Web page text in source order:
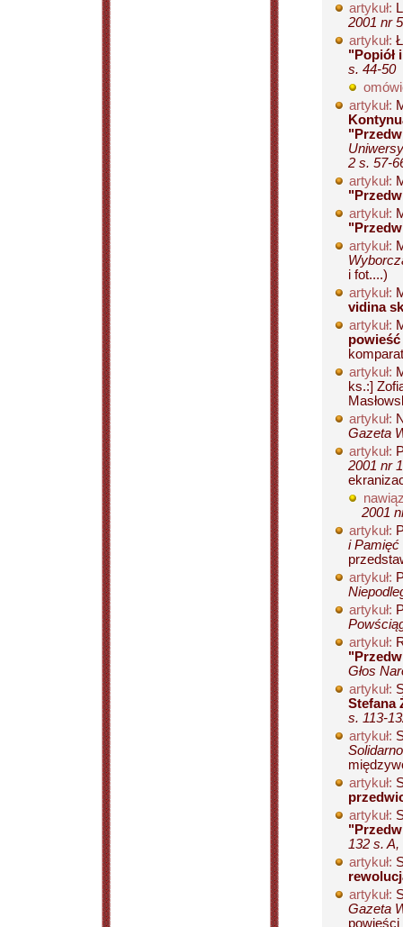
artykuł:
2001 nr
artykuł:
"Popiół
s. 44-50
artykuł:
2 s. 57-
artykuł:
artykuł:
artykuł:
i fot....)
artykuł:
vidina
artykuł:
artykuł:
ks.:]
artykuł:
Gazeta
artykuł:
2001 nr
2001
artykuł:
i Pamięć
artykuł:
artykuł:
artykuł:
Głos
artykuł:
Stefana
s. 113-
artykuł:
artykuł:
artykuł:
132 s. A,
artykuł:
artykuł:
Gazeta
powieści